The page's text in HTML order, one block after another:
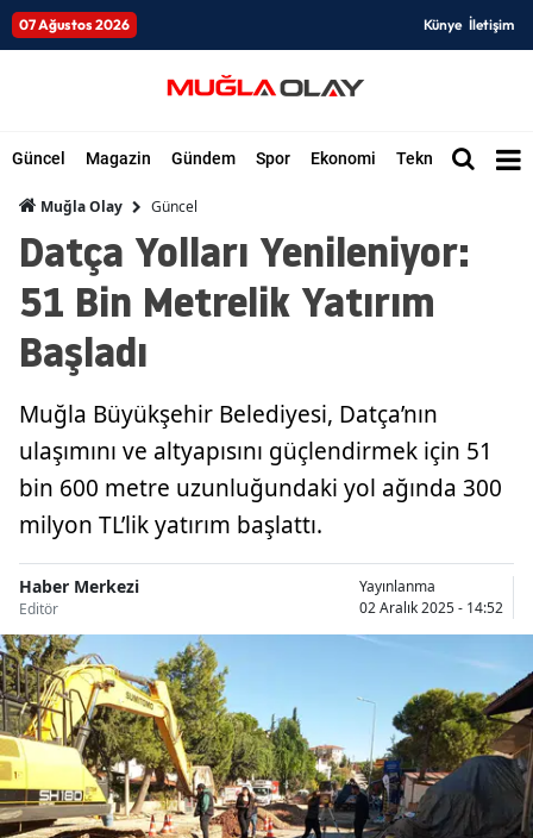
07 Ağustos 2026 Künye İletişim
Güncel Magazin Gündem Spor Ekonomi Teknoloji Dünya
Muğla Olay Güncel
Datça Yolları Yenileniyor:
51 Bin Metrelik Yatırım
Başladı
Muğla Büyükşehir Belediyesi, Datça’nın
ulaşımını ve altyapısını güçlendirmek için 51
bin 600 metre uzunluğundaki yol ağında 300
milyon TL’lik yatırım başlattı.
Haber Merkezi
Editör
Yayınlanma
02 Aralık 2025 - 14:52